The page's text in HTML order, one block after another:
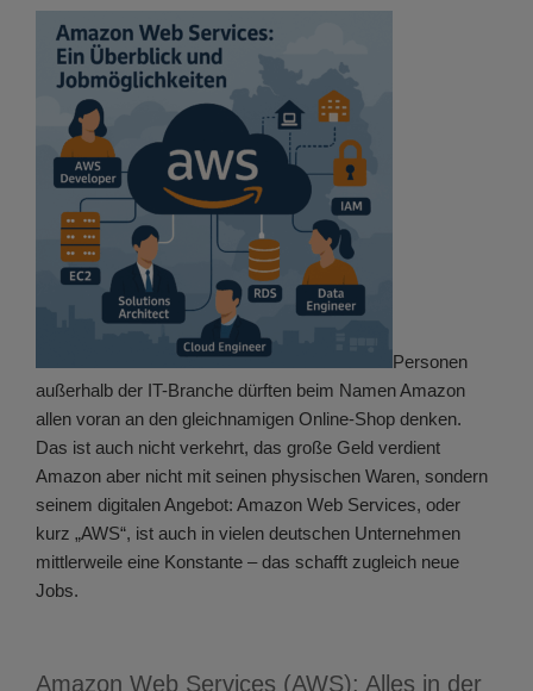
Personen
außerhalb der IT-Branche dürften beim Namen Amazon
allen voran an den gleichnamigen Online-Shop denken.
Das ist auch nicht verkehrt, das große Geld verdient
Amazon aber nicht mit seinen physischen Waren, sondern
seinem digitalen Angebot: Amazon Web Services, oder
kurz „AWS“, ist auch in vielen deutschen Unternehmen
mittlerweile eine Konstante – das schafft zugleich neue
Jobs.
Amazon Web Services (AWS): Alles in der